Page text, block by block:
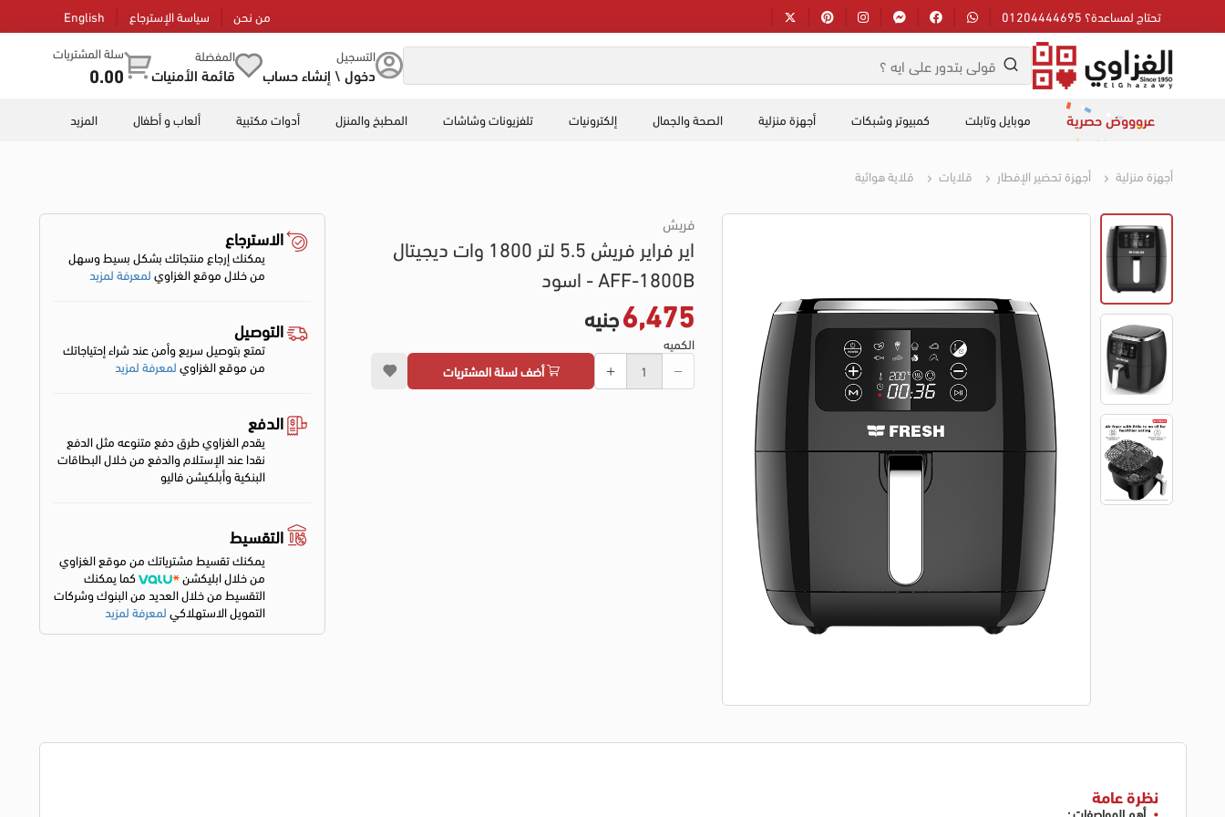
تحتاج لمساعدة؟ 01204444695 من نحن سياسة الإسترجاع English
التسجيل
دخول \ إنشاء حساب
المفضلة
قائمة الأمنيات
سلة المشتريات
0.00
عروووض حصرية موبايل وتابلت كمبيوتر وشبكات أجهزة منزلية الصحة والجمال إلكترونيات تلفزيونات وشاشات المطبخ والمنزل أدوات مكتبية ألعاب و أطفال المزيد
أجهزة منزلية أجهزة تحضير الإفطار قلايات قلاية هوائية
فريش
اير فراير فريش 5.5 لتر 1800 وات ديجيتال
AFF-1800B - اسود
6,475جنيه
الكميه
أضف لسلة المشتريات
الاسترجاع
يمكنك إرجاع منتجاتك بشكل بسيط وسهل
من خلال موقع الغزاويلمعرفة لمزيد
التوصيل
تمتع بتوصيل سريع وأمن عند شراء إحتياجاتك
من موقع الغزاويلمعرفة لمزيد
الدفع
يقدم الغزاوي طرق دفع متنوعه مثل الدفع
نقدا عند الإستلام والدفع من خلال البطاقات
البنكية وأبلكيشن فاليو
التقسيط
يمكنك تقسيط مشترياتك من موقع الغزاوي
من خلال ابليكشن
كما يمكنك
التقسيط من خلال العديد من البنوك وشركات
التمويل الاستهلاكيلمعرفة لمزيد
نظرة عامة
أهم المواصفات :